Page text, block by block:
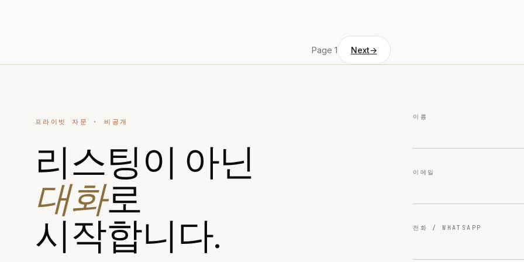
Page 1 Next→
프라이빗 자문 · 비공개
리스팅이 아닌
대화로
시작합니다.
이름
이메일
전화 / WHATSAPP